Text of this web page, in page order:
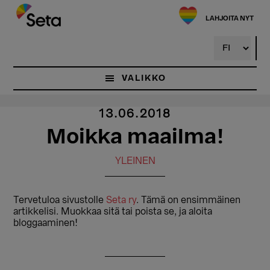
Hyppää
pääsisältöön
LAHJOITA NYT
VALIKKO
13.06.2018
Moikka maailma!
YLEINEN
Tervetuloa sivustolle Seta ry. Tämä on ensimmäinen
artikkelisi. Muokkaa sitä tai poista se, ja aloita
bloggaaminen!